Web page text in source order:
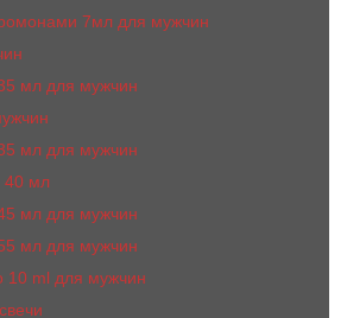
7мл для мужчин
мл для мужчин
мл для мужчин
40 мл
мл для мужчин
мл для мужчин
ml для мужчин